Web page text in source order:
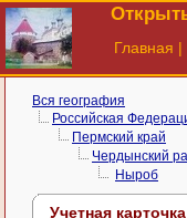
Главная |
Вся география
Российская
Пермский край
Чердынский
Ныроб
Учетная